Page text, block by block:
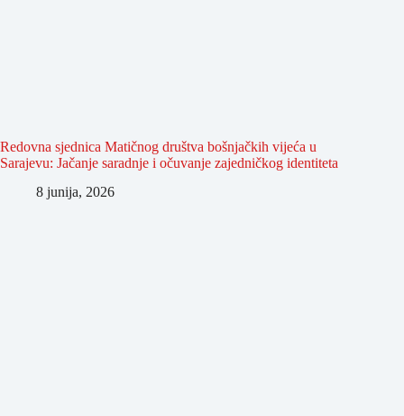
Redovna sjednica Matičnog društva bošnjačkih vijeća u
Sarajevu: Jačanje saradnje i očuvanje zajedničkog identiteta
8 junija, 2026